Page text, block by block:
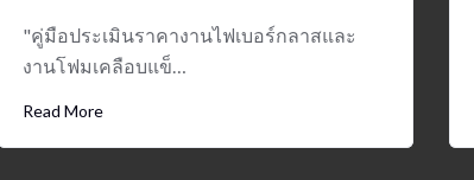
"คู่มือประเมินราคางานไฟเบอร์กลาสและ
งานโฟมเคลือบแข็…
Read More